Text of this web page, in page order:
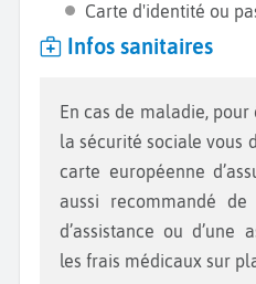
Carte d'identité ou
Infos sanitaires
En cas de maladie, pour être pris en charge par
la sécurité sociale vous
carte européenne
aussi recommandé de
d’assistance ou d’une
les frais médicaux sur